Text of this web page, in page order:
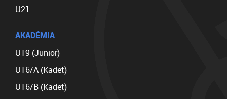
U21
AKADÉMIA
U19 (Junior)
U16/A (Kadet)
U16/B (Kadet)